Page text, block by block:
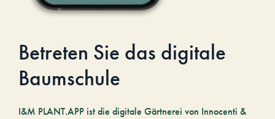
Betreten Sie das digitale
Baumschule
I&M PLANT.APP ist die digitale Gärtnerei von Innocenti &